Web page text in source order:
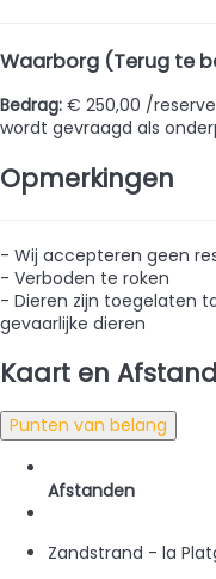
Waarborg (Terug te
Bedrag: € 250,00 /
wordt gevraagd als
Opmerkingen
- Wij accepteren geen
- Verboden te roken
- Dieren zijn toegelaten
gevaarlijke dieren
Kaart en
Punten van belang
Afstanden
Zandstrand - la